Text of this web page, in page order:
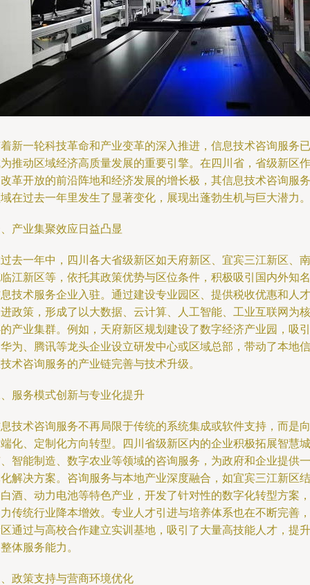
新一轮科技革命和产业变革的深入推进，信息技术咨询服务已
推动区域经济高质量发展的重要引擎。在四川省，省级新区作
革开放的前沿阵地和经济发展的增长极，其信息技术咨询服务
在过去一年里发生了显著变化，展现出蓬勃生机与巨大潜力。
产业集聚效应日益凸显
去一年中，四川各大省级新区如天府新区、宜宾三江新区、南
江新区等，依托其政策优势与区位条件，积极吸引国内外知名
技术服务企业入驻。通过建设专业园区、提供税收优惠和人才
政策，形成了以大数据、云计算、人工智能、工业互联网为核
产业集群。例如，天府新区规划建设了数字经济产业园，吸引
为、腾讯等龙头企业设立研发中心或区域总部，带动了本地信
术咨询服务的产业链完善与技术升级。
服务模式创新与专业化提升
技术咨询服务不再局限于传统的系统集成或软件支持，而是向
化、定制化方向转型。四川省级新区内的企业积极拓展智慧城
智能制造、数字农业等领域的咨询服务，为政府和企业提供一
解决方案。咨询服务与本地产业深度融合，如宜宾三江新区结
酒、动力电池等特色产业，开发了针对性的数字化转型方案，
传统行业降本增效。专业人才引进与培养体系也在不断完善，
通过与高校合作建立实训基地，吸引了大量高技能人才，提升
体服务能力。
政策支持与营商环境优化